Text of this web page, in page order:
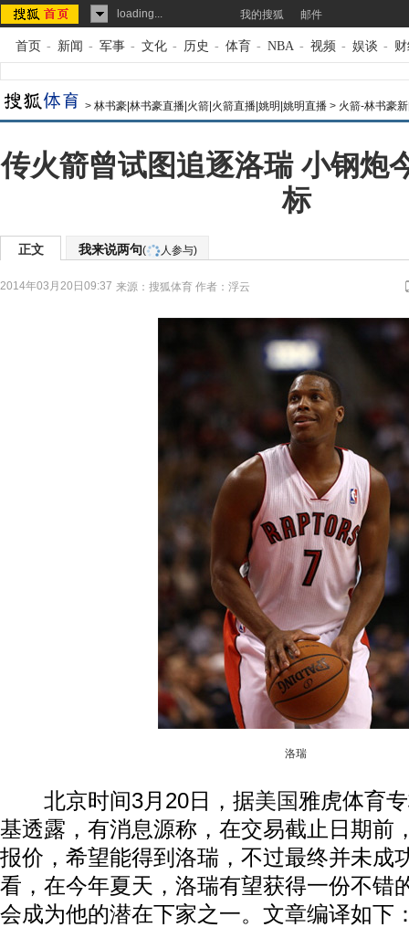
loading... 我的搜狐 邮件
首页 - 新闻 - 军事 - 文化 - 历史 - 体育 - NBA - 视频 - 娱谈 -
> 林书豪|林书豪直播|火箭|火箭直播|姚明|姚明直播 > 火箭-林书豪
传火箭曾试图追逐洛瑞 小钢炮
标
正文 我来说两句( 人参与)
2014年03月20日09:37 来源： 搜狐体育 作者：浮云
洛瑞
北京时间3月20日，据美国雅虎体育
基透露，有消息源称，在交易截止日期前
报价，希望能得到洛瑞，不过最终并未成
看，在今年夏天，洛瑞有望获得一份不错
会成为他的潜在下家之一。文章编译如下